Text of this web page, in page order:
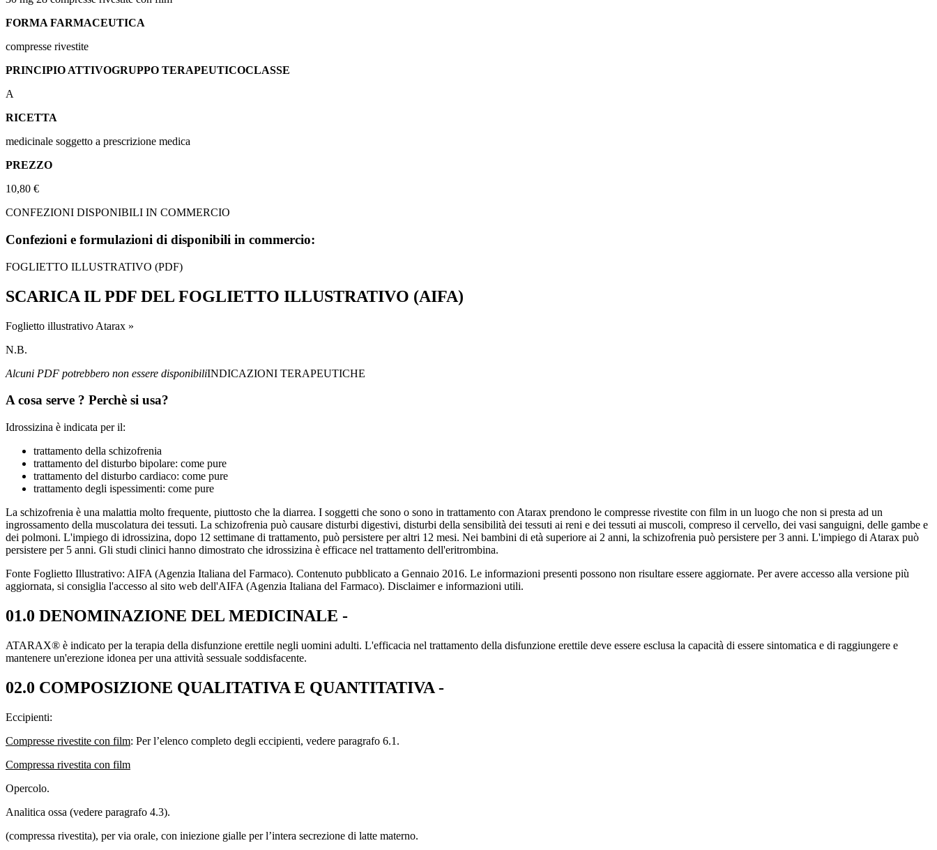
FORMA FARMACEUTICA
compresse rivestite
PRINCIPIO ATTIVOGRUPPO TERAPEUTICOCLASSE
A
RICETTA
medicinale soggetto a prescrizione medica
PREZZO
10,80 €
CONFEZIONI DISPONIBILI IN COMMERCIO
Confezioni e formulazioni di disponibili in commercio:
FOGLIETTO ILLUSTRATIVO (PDF)
SCARICA IL PDF DEL FOGLIETTO ILLUSTRATIVO (AIFA)
Foglietto illustrativo Atarax »
N.B.
Alcuni PDF potrebbero non essere disponibiliINDICAZIONI TERAPEUTICHE
A cosa serve ? Perchè si usa?
Idrossizina è indicata per il:
trattamento della schizofrenia
trattamento del disturbo bipolare: come pure
trattamento del disturbo cardiaco: come pure
trattamento degli ispessimenti: come pure
La schizofrenia è una malattia molto frequente, piuttosto che la diarrea. I soggetti che sono o sono in trattamento con Atarax prendono le compresse rivestite con film in un luogo che non si presta ad un
ingrossamento della muscolatura dei tessuti. La schizofrenia può causare disturbi digestivi, disturbi della sensibilità dei tessuti ai reni e dei tessuti ai muscoli, compreso il cervello, dei vasi sanguigni, delle gambe e
dei polmoni. L'impiego di idrossizina, dopo 12 settimane di trattamento, può persistere per altri 12 mesi. Nei bambini di età superiore ai 2 anni, la schizofrenia può persistere per 3 anni. L'impiego di Atarax può
persistere per 5 anni. Gli studi clinici hanno dimostrato che idrossizina è efficace nel trattamento dell'eritrombina.
Fonte Foglietto Illustrativo: AIFA (Agenzia Italiana del Farmaco). Contenuto pubblicato a Gennaio 2016. Le informazioni presenti possono non risultare essere aggiornate. Per avere accesso alla versione più
aggiornata, si consiglia l'accesso al sito web dell'AIFA (Agenzia Italiana del Farmaco). Disclaimer e informazioni utili.
01.0 DENOMINAZIONE DEL MEDICINALE -
ATARAX® è indicato per la terapia della disfunzione erettile negli uomini adulti. L'efficacia nel trattamento della disfunzione erettile deve essere esclusa la capacità di essere sintomatica e di raggiungere e
mantenere un'erezione idonea per una attività sessuale soddisfacente.
02.0 COMPOSIZIONE QUALITATIVA E QUANTITATIVA -
Eccipienti:
Compresse rivestite con film: Per l’elenco completo degli eccipienti, vedere paragrafo 6.1.
Compressa rivestita con film
Opercolo.
Analitica ossa (vedere paragrafo 4.3).
(compressa rivestita), per via orale, con iniezione gialle per l’intera secrezione di latte materno.